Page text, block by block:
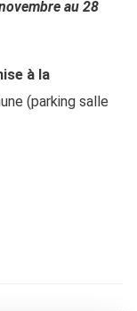
au 28
à la
(parking salle